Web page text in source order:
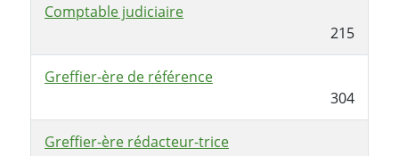
Comptable judiciaire
215
Greffier-ère de référence
304
Greffier-ère rédacteur-trice